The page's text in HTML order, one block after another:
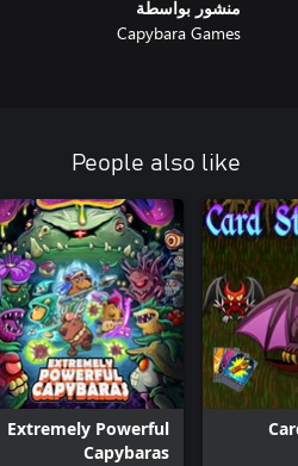
منشور بواسطة
Capybara Games
People also like
Extremely Powerful
Capybaras